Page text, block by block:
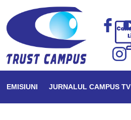
EMISIUNI JURNALUL CAMPUS TV